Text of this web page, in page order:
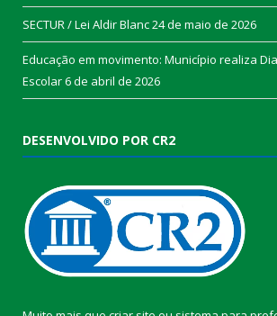
SECTUR / Lei Aldir Blanc24 de maio de 2026
Educação em movimento: Município realiza
Escolar6 de abril de 2026
DESENVOLVIDO POR CR2